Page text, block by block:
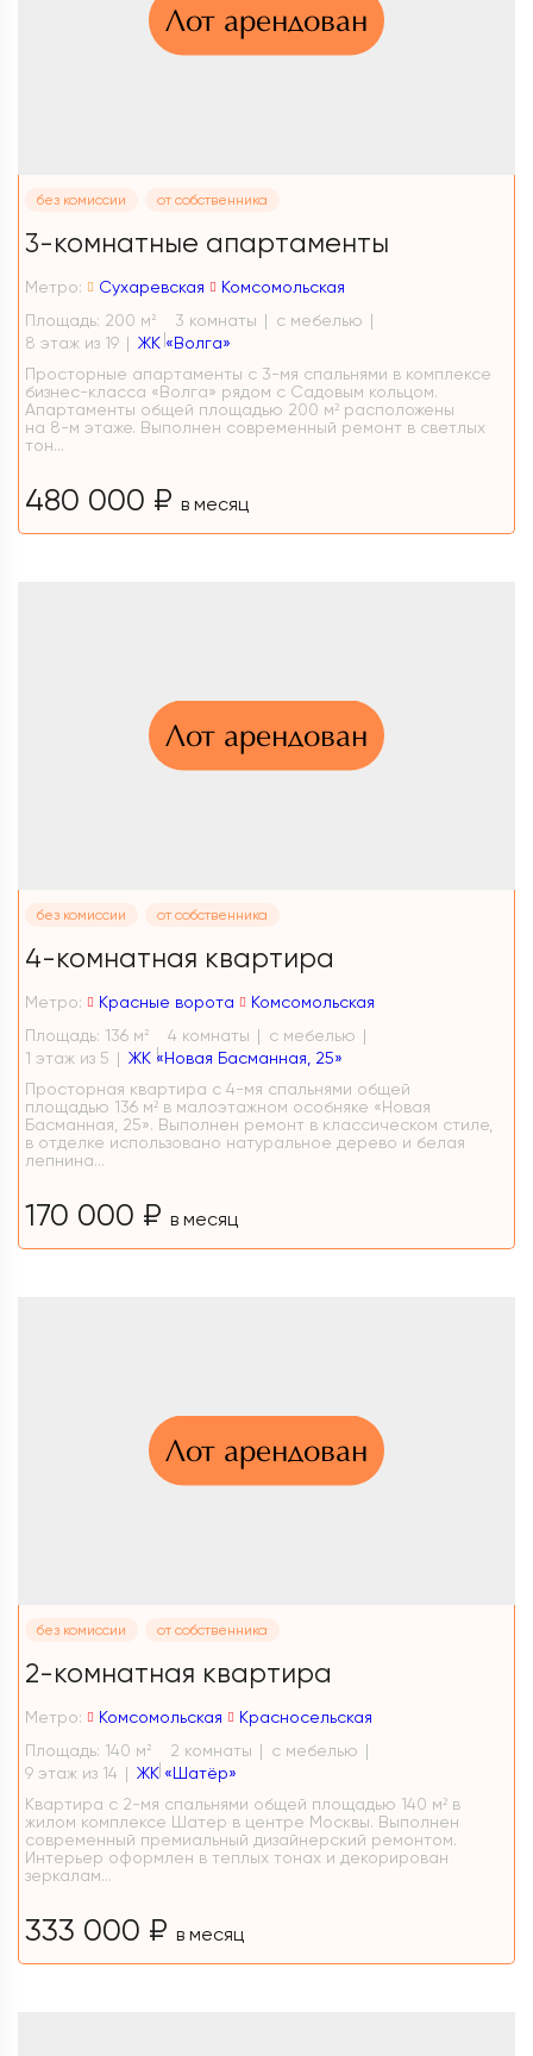
Лот арендован
без комиссии от собственника
3-комнатные апартаменты
Метро: Сухаревская
Комсомольская
Площадь: 200 м 2 3 комнаты
с мебелью
8 этаж из 19
ЖК «Волга»
Просторные апартаменты с 3-мя спальнями в комплексе
бизнес-класса «Волга» рядом с Садовым кольцом.
Апартаменты общей площадью 200 м² расположены
на 8-м этаже. Выполнен современный ремонт в светлых
тон...
480 000 ₽ в месяц
Лот арендован
без комиссии от собственника
4-комнатная квартира
Метро: Красные ворота
Комсомольская
Площадь: 136 м 2 4 комнаты
с мебелью
1 этаж из 5
ЖК «Новая Басманная, 25»
Просторная квартира с 4-мя спальнями общей
площадью 136 м² в малоэтажном особняке «Новая
Басманная, 25». Выполнен ремонт в классическом стиле,
в отделке использовано натуральное дерево и белая
лепнина...
170 000 ₽ в месяц
Лот арендован
без комиссии от собственника
2-комнатная квартира
Метро: Комсомольская
Красносельская
Площадь: 140 м 2 2 комнаты
с мебелью
9 этаж из 14
ЖК «Шатёр»
Квартира с 2-мя спальнями общей площадью 140 м² в
жилом комплексе Шатер в центре Москвы. Выполнен
современный премиальный дизайнерский ремонтом.
Интерьер оформлен в теплых тонах и декорирован
зеркалам...
333 000 ₽ в месяц